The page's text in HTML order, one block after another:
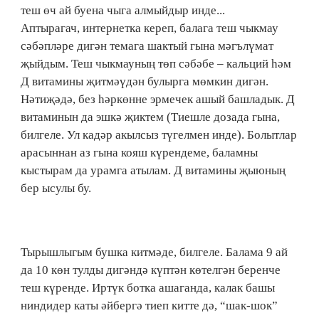
теш өч ай буена чыга алмыйдыр инде...
Аптырагач, интернетка кереп, балага теш чыкмау
сәбәпләре дигән темага шактый гына мәгълүмат
җыйдым. Теш чыкмауның төп сәбәбе – кальций һәм
Д витамины җитмәүдән булырга мөмкин дигән.
Нәтиҗәдә, без һәркөнне эрмечек ашый башладык. Д
витаминын да эшкә җиктем (Тиешле дозада гына,
билгеле. Ул кадәр акылсыз түгелмен инде). Болытлар
арасыннан аз гына кояш күрендеме, баламны
кыстырам да урамга атылам. Д витамины җыюның
бер ысулы бу.
Тырышлыгым бушка китмәде, билгеле. Балама 9 ай
да 10 көн тулды дигәндә күптән көтелгән беренче
теш күренде. Иртүк ботка ашаганда, калак башы
ниндидер каты әйбергә тиеп китте дә, “шак-шок”